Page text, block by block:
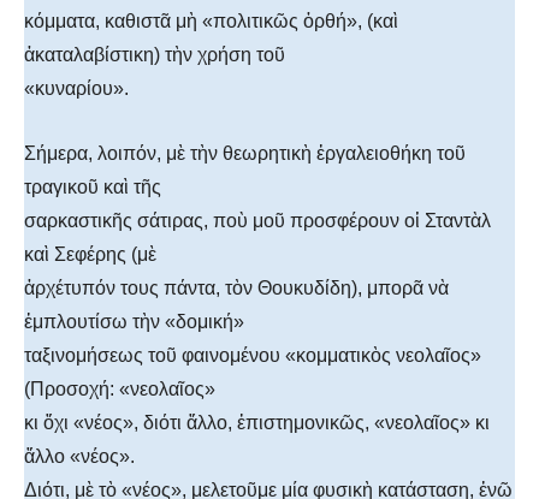
κόμματα, καθιστᾶ μὴ «πολιτικῶς ὀρθή», (καὶ
ἀκαταλαβίστικη) τὴν χρήση τοῦ
«κυναρίου».
Σήμερα, λοιπόν, μὲ τὴν θεωρητικὴ ἐργαλειοθήκη τοῦ
τραγικοῦ καὶ τῆς
σαρκαστικῆς σάτιρας, ποὺ μοῦ προσφέρουν οἱ Σταντὰλ
καὶ Σεφέρης (μὲ
ἀρχέτυπόν τους πάντα, τὸν Θουκυδίδη), μπορᾶ νὰ
ἐμπλουτίσω τὴν «δομική»
ταξινομήσεως τοῦ φαινομένου «κομματικὸς νεολαῖος»
(Προσοχή: «νεολαῖος»
κι ὄχι «νέος», διότι ἄλλο, ἐπιστημονικῶς, «νεολαῖος» κι
ἄλλο «νέος».
Διότι, μὲ τὸ «νέος», μελετοῦμε μία φυσικὴ κατάσταση, ἐνῶ